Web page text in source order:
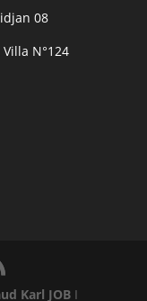
08
N°124
Karl JOB I